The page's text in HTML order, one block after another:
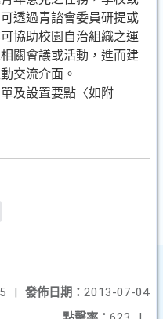
透過青諮會委員研提或
協助校園自治組織之運
關會議或活動，進而建
交流介面。
及設置要點〈如附
發佈日期： 2013-07-04
|